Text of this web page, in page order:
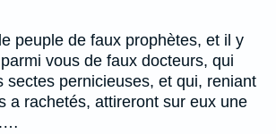
peuple de faux prophètes, et il y
vous de faux docteurs, qui
sectes pernicieuses, et qui, reniant
a rachetés, attireront sur eux une